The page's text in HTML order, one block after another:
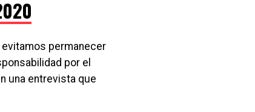
permanecer
por el
una entrevista que